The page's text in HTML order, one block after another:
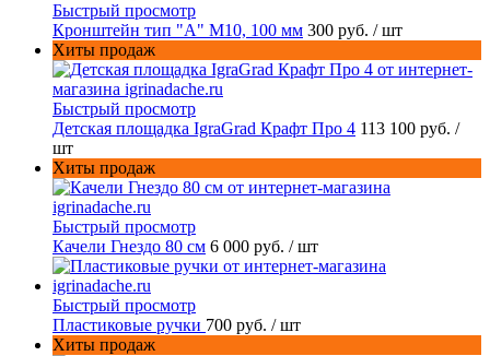
Быстрый просмотр
Кронштейн тип "A" M10, 100 мм 300 руб. / шт
Хиты продаж
Быстрый просмотр
Детская площадка IgraGrad Крафт Про 4 113 100 руб. /
шт
Хиты продаж
Быстрый просмотр
Качели Гнездо 80 см 6 000 руб. / шт
Быстрый просмотр
Пластиковые ручки 700 руб. / шт
Хиты продаж